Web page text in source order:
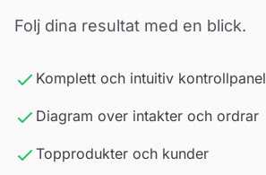
Folj dina resultat med en blick.
Komplett och intuitiv kontrollpanel
Diagram over intakter och ordrar
Topprodukter och kunder